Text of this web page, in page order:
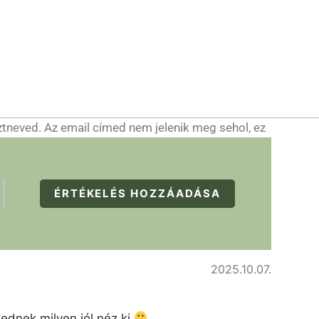
Az email címed nem jelenik meg sehol, ez
ÉRTÉKELÉS HOZZÁADÁSA
2025.10.07.